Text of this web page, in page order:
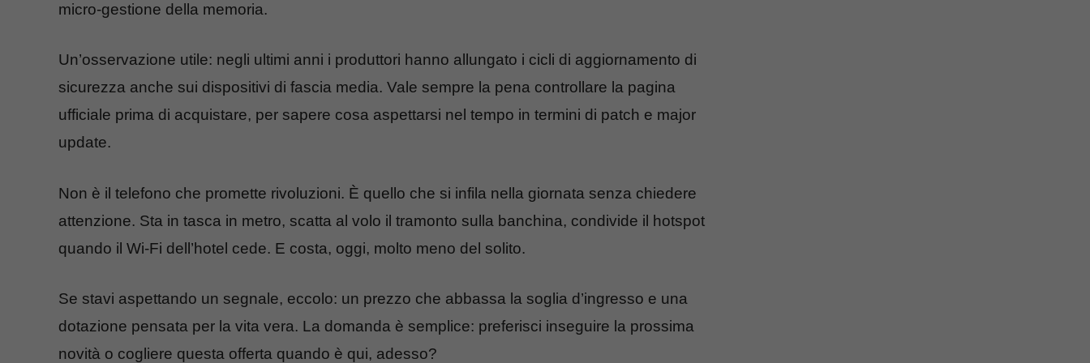
micro‑gestione della memoria.
Un’osservazione utile: negli ultimi anni i produttori hanno allungato i cicli di aggiornamento di
sicurezza anche sui dispositivi di fascia media. Vale sempre la pena controllare la pagina
ufficiale prima di acquistare, per sapere cosa aspettarsi nel tempo in termini di patch e major
update.
Non è il telefono che promette rivoluzioni. È quello che si infila nella giornata senza chiedere
attenzione. Sta in tasca in metro, scatta al volo il tramonto sulla banchina, condivide il hotspot
quando il Wi‑Fi dell’hotel cede. E costa, oggi, molto meno del solito.
Se stavi aspettando un segnale, eccolo: un prezzo che abbassa la soglia d’ingresso e una
dotazione pensata per la vita vera. La domanda è semplice: preferisci inseguire la prossima
novità o cogliere questa offerta quando è qui, adesso?